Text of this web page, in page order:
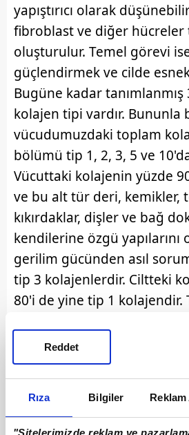
Rıza Bilgiler Reklam
Reddet
yapıştırıcı olarak
fibroblast ve diğer hücreler
oluşturulur. Temel görevi
güçlendirmek ve cilde
Bugüne kadar tanımlanmış
kolajen tipi vardır. Bununla
vücudumuzdaki toplam
bölümü tip 1, 2, 3, 5 ve
Vücuttaki kolajenin yüzde
ve bu alt tür deri, kemikler,
kıkırdaklar, dişler ve bağ
kendilerine özgü
gerilim gücünden asıl
tip 3 kolajenlerdir. Ciltteki
80'i de yine tip 1 kolajendir.
kaslarda, organlarda ve kan
duvarında bulunur.
sentezlenebildiği gibi
Vücutta sentezlenen doğal
kolajen, besin takviyeleri